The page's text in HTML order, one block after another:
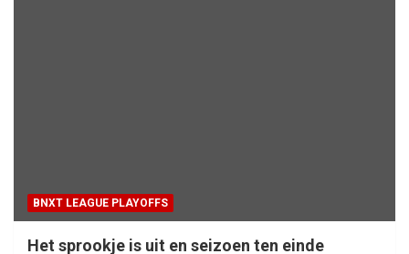
BNXT LEAGUE PLAYOFFS
Het sprookje is uit en seizoen ten einde